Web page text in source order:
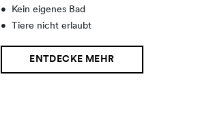
•
Kein eigenes Bad
•
Tiere nicht erlaubt
ENTDECKE MEHR